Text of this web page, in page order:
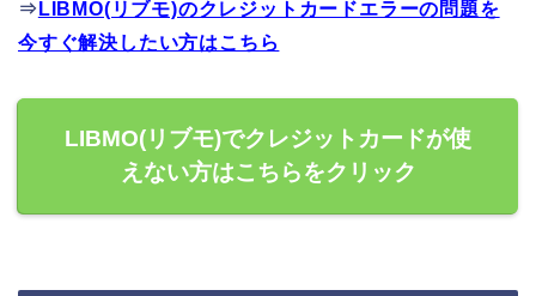
⇒ LIBMO(リブモ)のクレジットカードエラーの問題を
今すぐ解決したい方はこちら
LIBMO(リブモ)でクレジットカードが使
えない方はこちらをクリック